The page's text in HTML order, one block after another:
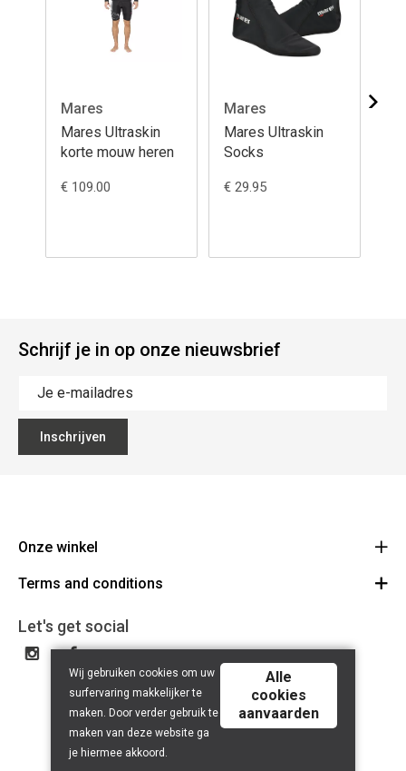
Mares
Mares Ultraskin
korte mouw heren
€ 109.00
Mares
Mares Ultraskin
Socks
€ 29.95
Schrijf je in op onze nieuwsbrief
Inschrijven
Onze winkel
The Big Blue
Route
+32 9 367 01 20
BE 0898 341 150
Terms and conditions
Voorwaarden
Disclaimer
privacy policy
Let's get social
Wij gebruiken cookies om uw
surfervaring makkelijker te
maken. Door verder gebruik te
maken van deze website ga
je hiermee akkoord.
Alle
cookies
aanvaarden